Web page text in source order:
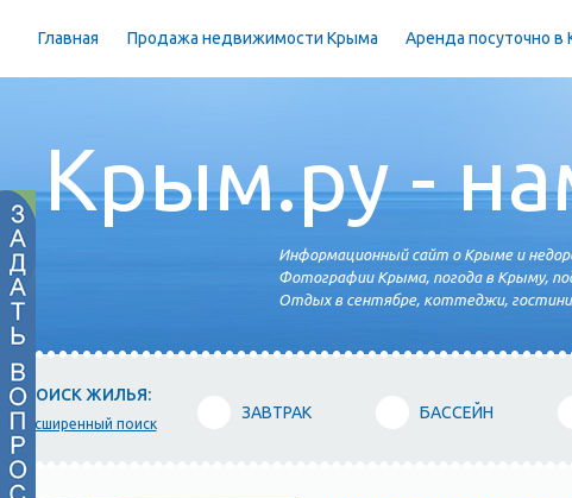
Главная Продажа недвижимости Крыма Аренда посуточно в
Крым.ру -
Информационный сайт о Крыме и
Фотографии Крыма, погода в Крыму,
Отдых в сентябре, коттеджи,
ПОИСК ЖИЛЬЯ:
расширенный поиск
ЗАВТРАК БАССЕЙН